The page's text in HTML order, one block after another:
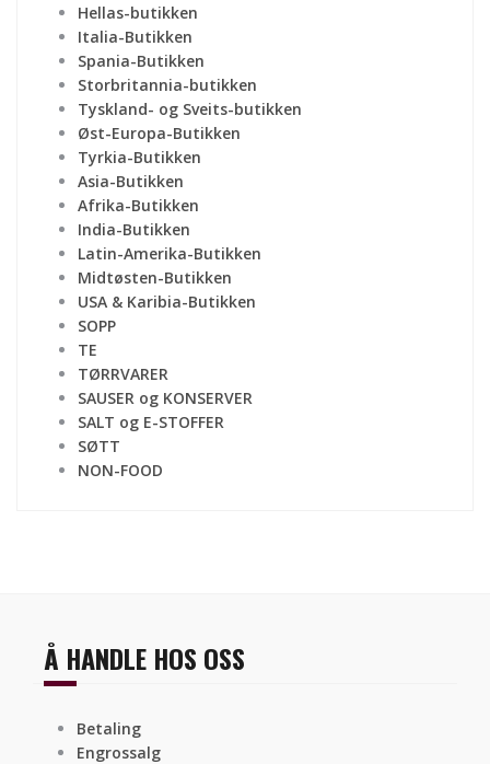
Hellas-butikken
Italia-Butikken
Spania-Butikken
Storbritannia-butikken
Tyskland- og Sveits-butikken
Øst-Europa-Butikken
Tyrkia-Butikken
Asia-Butikken
Afrika-Butikken
India-Butikken
Latin-Amerika-Butikken
Midtøsten-Butikken
USA & Karibia-Butikken
SOPP
TE
TØRRVARER
SAUSER og KONSERVER
SALT og E-STOFFER
SØTT
NON-FOOD
Å HANDLE HOS OSS
Betaling
Engrossalg